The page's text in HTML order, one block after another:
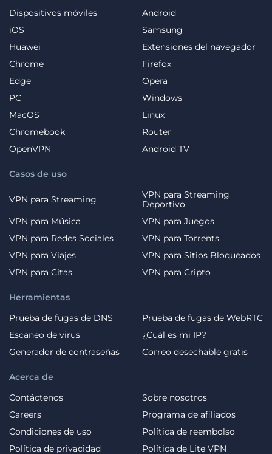
Dispositivos móviles
Android
iOS
Samsung
Huawei
Extensiones del navegador
Chrome
Firefox
Edge
Opera
PC
Windows
MacOS
Linux
Chromebook
Router
OpenVPN
Android TV
Casos de uso
VPN para Streaming
VPN para Streaming
Deportivo
VPN para Música
VPN para Juegos
VPN para Redes Sociales
VPN para Torrents
VPN para Viajes
VPN para Sitios Bloqueados
VPN para Citas
VPN para Cripto
Acerca de
Contáctenos
Sobre nosotros
Careers
Programa de afiliados
Condiciones de uso
Política de reembolso
Política de privacidad
Política de Lite VPN
Herramientas
Prueba de fugas de DNS
Prueba de fugas de WebRTC
Escaneo de virus
¿Cuál es mi IP?
Generador de contraseñas
Correo desechable gratis